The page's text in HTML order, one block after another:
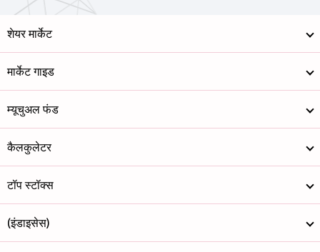
शेयर मार्केट
मार्केट गाइड
म्यूचुअल फंड
कैलकुलेटर
टॉप स्टॉक्स
(इंडाइसेस)